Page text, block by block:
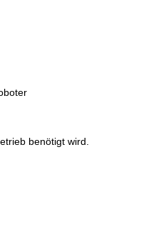
benötigt wird.